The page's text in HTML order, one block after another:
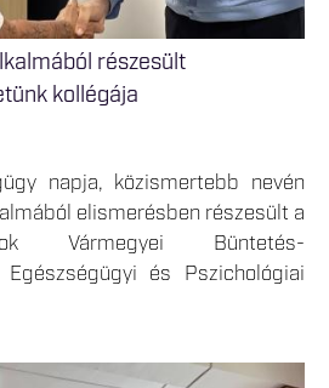
részesült
kollégája
napja, közismertebb nevén
elismerésben részesült a
Vármegyei Büntetés-
és Pszichológiai